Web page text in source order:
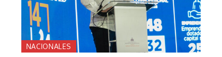
NACIONALES